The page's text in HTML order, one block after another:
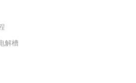
解槽